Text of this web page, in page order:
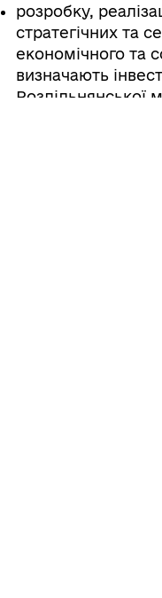
розробку,
стратегічних та
економічного та
визначають
Роздільнянської